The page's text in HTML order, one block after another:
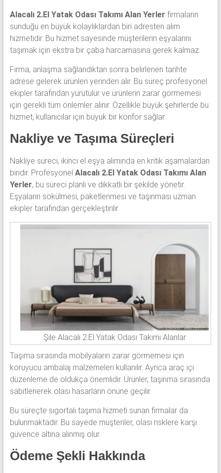
Alacalı 2.El Yatak Odası Takımı Alan Yerler firmaların
sunduğu en büyük kolaylıklardan biri adresten alım
hizmetidir. Bu hizmet sayesinde müşterilerin eşyalarını
taşımak için ekstra bir çaba harcamasına gerek kalmaz.
Firma, anlaşma sağlandıktan sonra belirlenen tarihte
adrese gelerek ürünleri yerinden alır. Bu süreç profesyonel
ekipler tarafından yürütülür ve ürünlerin zarar görmemesi
için gerekli tüm önlemler alınır. Özellikle büyük şehirlerde bu
hizmet, kullanıcılar için büyük bir konfor sağlar.
Nakliye ve Taşıma Süreçleri
Nakliye süreci, ikinci el eşya alımında en kritik aşamalardan
biridir. Profesyonel Alacalı 2.El Yatak Odası Takımı Alan
Yerler, bu süreci planlı ve dikkatli bir şekilde yönetir.
Eşyaların sökülmesi, paketlenmesi ve taşınması uzman
ekipler tarafından gerçekleştirilir.
Şile Alacalı 2.El Yatak Odası Takımı Alanlar
Taşıma sırasında mobilyaların zarar görmemesi için
koruyucu ambalaj malzemeleri kullanılır. Ayrıca araç içi
düzenleme de oldukça önemlidir. Ürünler, taşınma sırasında
sabitlenerek olası hasarların önüne geçilir.
Bu süreçte sigortalı taşıma hizmeti sunan firmalar da
bulunmaktadır. Bu sayede müşteriler, olası risklere karşı
güvence altına alınmış olur.
Ödeme Şekli Hakkında